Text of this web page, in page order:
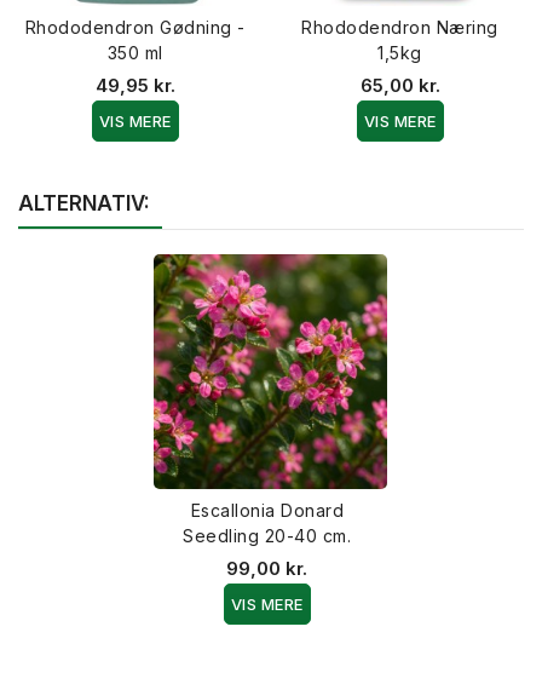
Rhododendron Gødning -
350 ml
49,95 kr.
VIS MERE
Rhododendron Næring
1,5kg
65,00 kr.
VIS MERE
ALTERNATIV:
Escallonia Donard
Seedling 20-40 cm.
99,00 kr.
VIS MERE